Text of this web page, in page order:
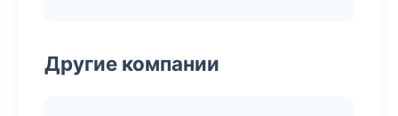
Другие компании